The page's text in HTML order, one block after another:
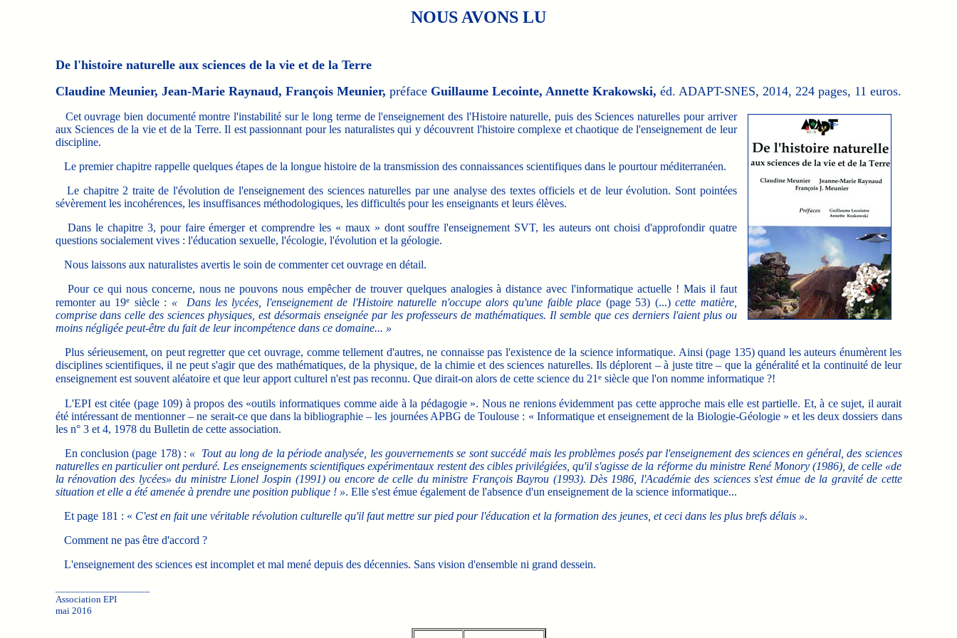
NOUS AVONS LU
De l'histoire naturelle aux sciences de la vie et de la Terre
Claudine Meunier, Jean-Marie Raynaud, François Meunier, préface Guillaume Lecointe, Annette Krakowski, éd. ADAPT-SNES, 2014, 224 pages, 11 euros.
Cet ouvrage bien documenté montre l'instabilité sur le long terme de l'enseignement des l'Histoire naturelle, puis des Sciences naturelles pour arriver
aux Sciences de la vie et de la Terre. Il est passionnant pour les naturalistes qui y découvrent l'histoire complexe et chaotique de l'enseignement de leur
discipline.
Le premier chapitre rappelle quelques étapes de la longue histoire de la transmission des connaissances scientifiques dans le pourtour méditerranéen.
Le chapitre 2 traite de l'évolution de l'enseignement des sciences naturelles par une analyse des textes officiels et de leur évolution. Sont pointées
sévèrement les incohérences, les insuffisances méthodologiques, les difficultés pour les enseignants et leurs élèves.
Dans le chapitre 3, pour faire émerger et comprendre les « maux » dont souffre l'enseignement SVT, les auteurs ont choisi d'approfondir quatre
questions socialement vives : l'éducation sexuelle, l'écologie, l'évolution et la géologie.
Nous laissons aux naturalistes avertis le soin de commenter cet ouvrage en détail.
Pour ce qui nous concerne, nous ne pouvons nous empêcher de trouver quelques analogies à distance avec l'informatique actuelle ! Mais il faut
remonter au 19e siècle : « Dans les lycées, l'enseignement de l'Histoire naturelle n'occupe alors qu'une faible place (page 53) (...)cette matière,
comprise dans celle des sciences physiques, est désormais enseignée par les professeurs de mathématiques. Il semble que ces derniers l'aient plus ou
moins négligée peut-être du fait de leur incompétence dans ce domaine... »
Plus sérieusement, on peut regretter que cet ouvrage, comme tellement d'autres, ne connaisse pas l'existence de la science informatique. Ainsi (page 135) quand les auteurs énumèrent les
disciplines scientifiques, il ne peut s'agir que des mathématiques, de la physique, de la chimie et des sciences naturelles. Ils déplorent – à juste titre – que la généralité et la continuité de leur
enseignement est souvent aléatoire et que leur apport culturel n'est pas reconnu. Que dirait-on alors de cette science du 21esiècle que l'on nomme informatique ?!
L'EPI est citée (page 109) à propos des «outils informatiques comme aide à la pédagogie ». Nous ne renions évidemment pas cette approche mais elle est partielle. Et, à ce sujet, il aurait
été intéressant de mentionner – ne serait-ce que dans la bibliographie – les journées APBG de Toulouse : « Informatique et enseignement de la Biologie-Géologie » et les deux dossiers dans
les n° 3 et 4, 1978 du Bulletin de cette association.
En conclusion (page 178) : « Tout au long de la période analysée, les gouvernements se sont succédé mais les problèmes posés par l'enseignement des sciences en général, des sciences
naturelles en particulier ont perduré. Les enseignements scientifiques expérimentaux restent des cibles privilégiées, qu'il s'agisse de la réforme du ministre René Monory (1986), de celle «de
la rénovation des lycées» du ministre Lionel Jospin (1991) ou encore de celle du ministre François Bayrou (1993). Dès 1986, l'Académie des sciences s'est émue de la gravité de cette
situation et elle a été amenée à prendre une position publique ! ». Elle s'est émue également de l'absence d'un enseignement de la science informatique...
Et page 181 : « C'est en fait une véritable révolution culturelle qu'il faut mettre sur pied pour l'éducation et la formation des jeunes, et ceci dans les plus brefs délais ».
Comment ne pas être d'accord ?
L'enseignement des sciences est incomplet et mal mené depuis des décennies. Sans vision d'ensemble ni grand dessein.
Association EPI
mai 2016